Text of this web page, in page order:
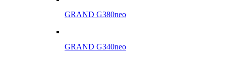
GRAND G380neo
GRAND G340neo